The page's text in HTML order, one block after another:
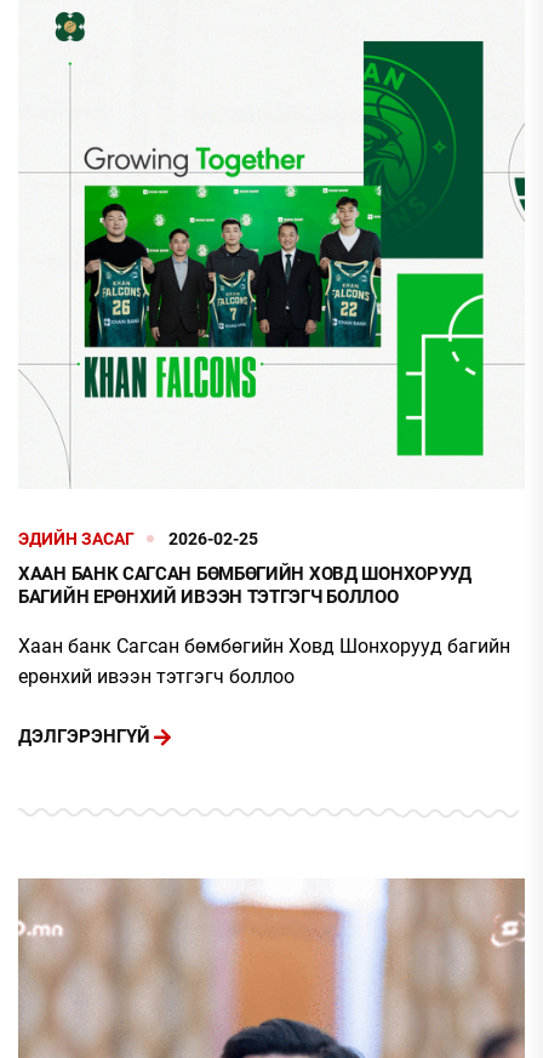
ЭДИЙН ЗАСАГ 2026-02-25
ХААН БАНК САГСАН БӨМБӨГИЙН ХОВД ШОНХОРУУД
БАГИЙН ЕРӨНХИЙ ИВЭЭН ТЭТГЭГЧ БОЛЛОО
Хаан банк Сагсан бөмбөгийн Ховд Шонхорууд багийн
ерөнхий ивээн тэтгэгч боллоо
ДЭЛГЭРЭНГҮЙ